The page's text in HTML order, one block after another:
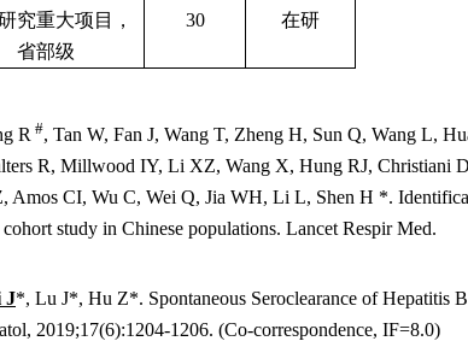
究重大项目，
省部级
30 在研
R #, Tan W, Fan J, Wang T, Zheng H, Sun Q, Wang L,
R, Millwood IY, Li XZ, Wang X, Hung RJ, Christiani
Amos CI, Wu C, Wei Q, Jia WH, Li L, Shen H *.
study in Chinese populations. Lancet Respir Med.
J*, Lu J*, Hu Z*. Spontaneous Seroclearance of Hepatitis
2019;17(6):1204-1206. (Co-correspondence, IF=8.0)